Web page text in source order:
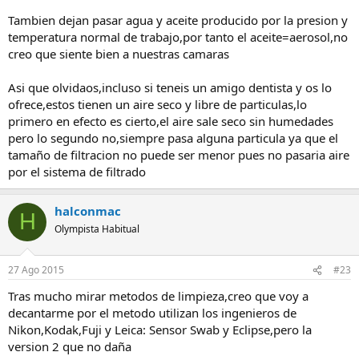
Tambien dejan pasar agua y aceite producido por la presion y
temperatura normal de trabajo,por tanto el aceite=aerosol,no
creo que siente bien a nuestras camaras
Asi que olvidaos,incluso si teneis un amigo dentista y os lo
ofrece,estos tienen un aire seco y libre de particulas,lo
primero en efecto es cierto,el aire sale seco sin humedades
pero lo segundo no,siempre pasa alguna particula ya que el
tamaño de filtracion no puede ser menor pues no pasaria aire
por el sistema de filtrado
H halconmac
Olympista Habitual
27 Ago 2015 #23
Tras mucho mirar metodos de limpieza,creo que voy a
decantarme por el metodo utilizan los ingenieros de
Nikon,Kodak,Fuji y Leica: Sensor Swab y Eclipse,pero la
version 2 que no daña